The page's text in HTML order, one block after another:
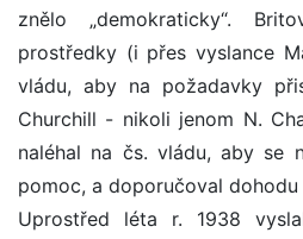
znělo „demokraticky“.
prostředky (i přes vyslance
vládu, aby na požadavky
Churchill - nikoli jenom N.
naléhal na čs. vládu, aby se
pomoc, a doporučoval dohodu
Uprostřed léta r. 1938